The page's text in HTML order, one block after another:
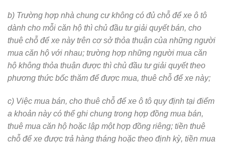
b) Trường hợp nhà chung cư không có đủ chỗ để xe ô tô
dành cho mỗi căn hộ thì chủ đầu tư giải quyết bán, cho
thuê chỗ để xe này trên cơ sở thỏa thuận của những người
mua căn hộ với nhau; trường hợp những người mua căn
hộ không thỏa thuận được thì chủ đầu tư giải quyết theo
phương thức bốc thăm để được mua, thuê chỗ để xe này;
c) Việc mua bán, cho thuê chỗ để xe ô tô quy định tại điểm
a khoản này có thể ghi chung trong hợp đồng mua bán,
thuê mua căn hộ hoặc lập một hợp đồng riêng; tiền thuê
chỗ để xe được trả hàng tháng hoặc theo định kỳ, tiền mua